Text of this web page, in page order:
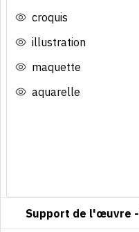
croquis
illustration
maquette
aquarelle
Support de l'œuvre -